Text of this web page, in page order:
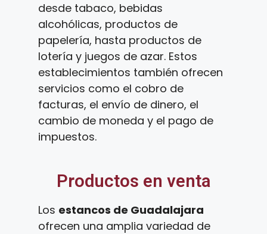
desde tabaco, bebidas
alcohólicas, productos de
papelería, hasta productos de
lotería y juegos de azar. Estos
establecimientos también ofrecen
servicios como el cobro de
facturas, el envío de dinero, el
cambio de moneda y el pago de
impuestos.
Productos en venta
Los estancos de Guadalajara
ofrecen una amplia variedad de